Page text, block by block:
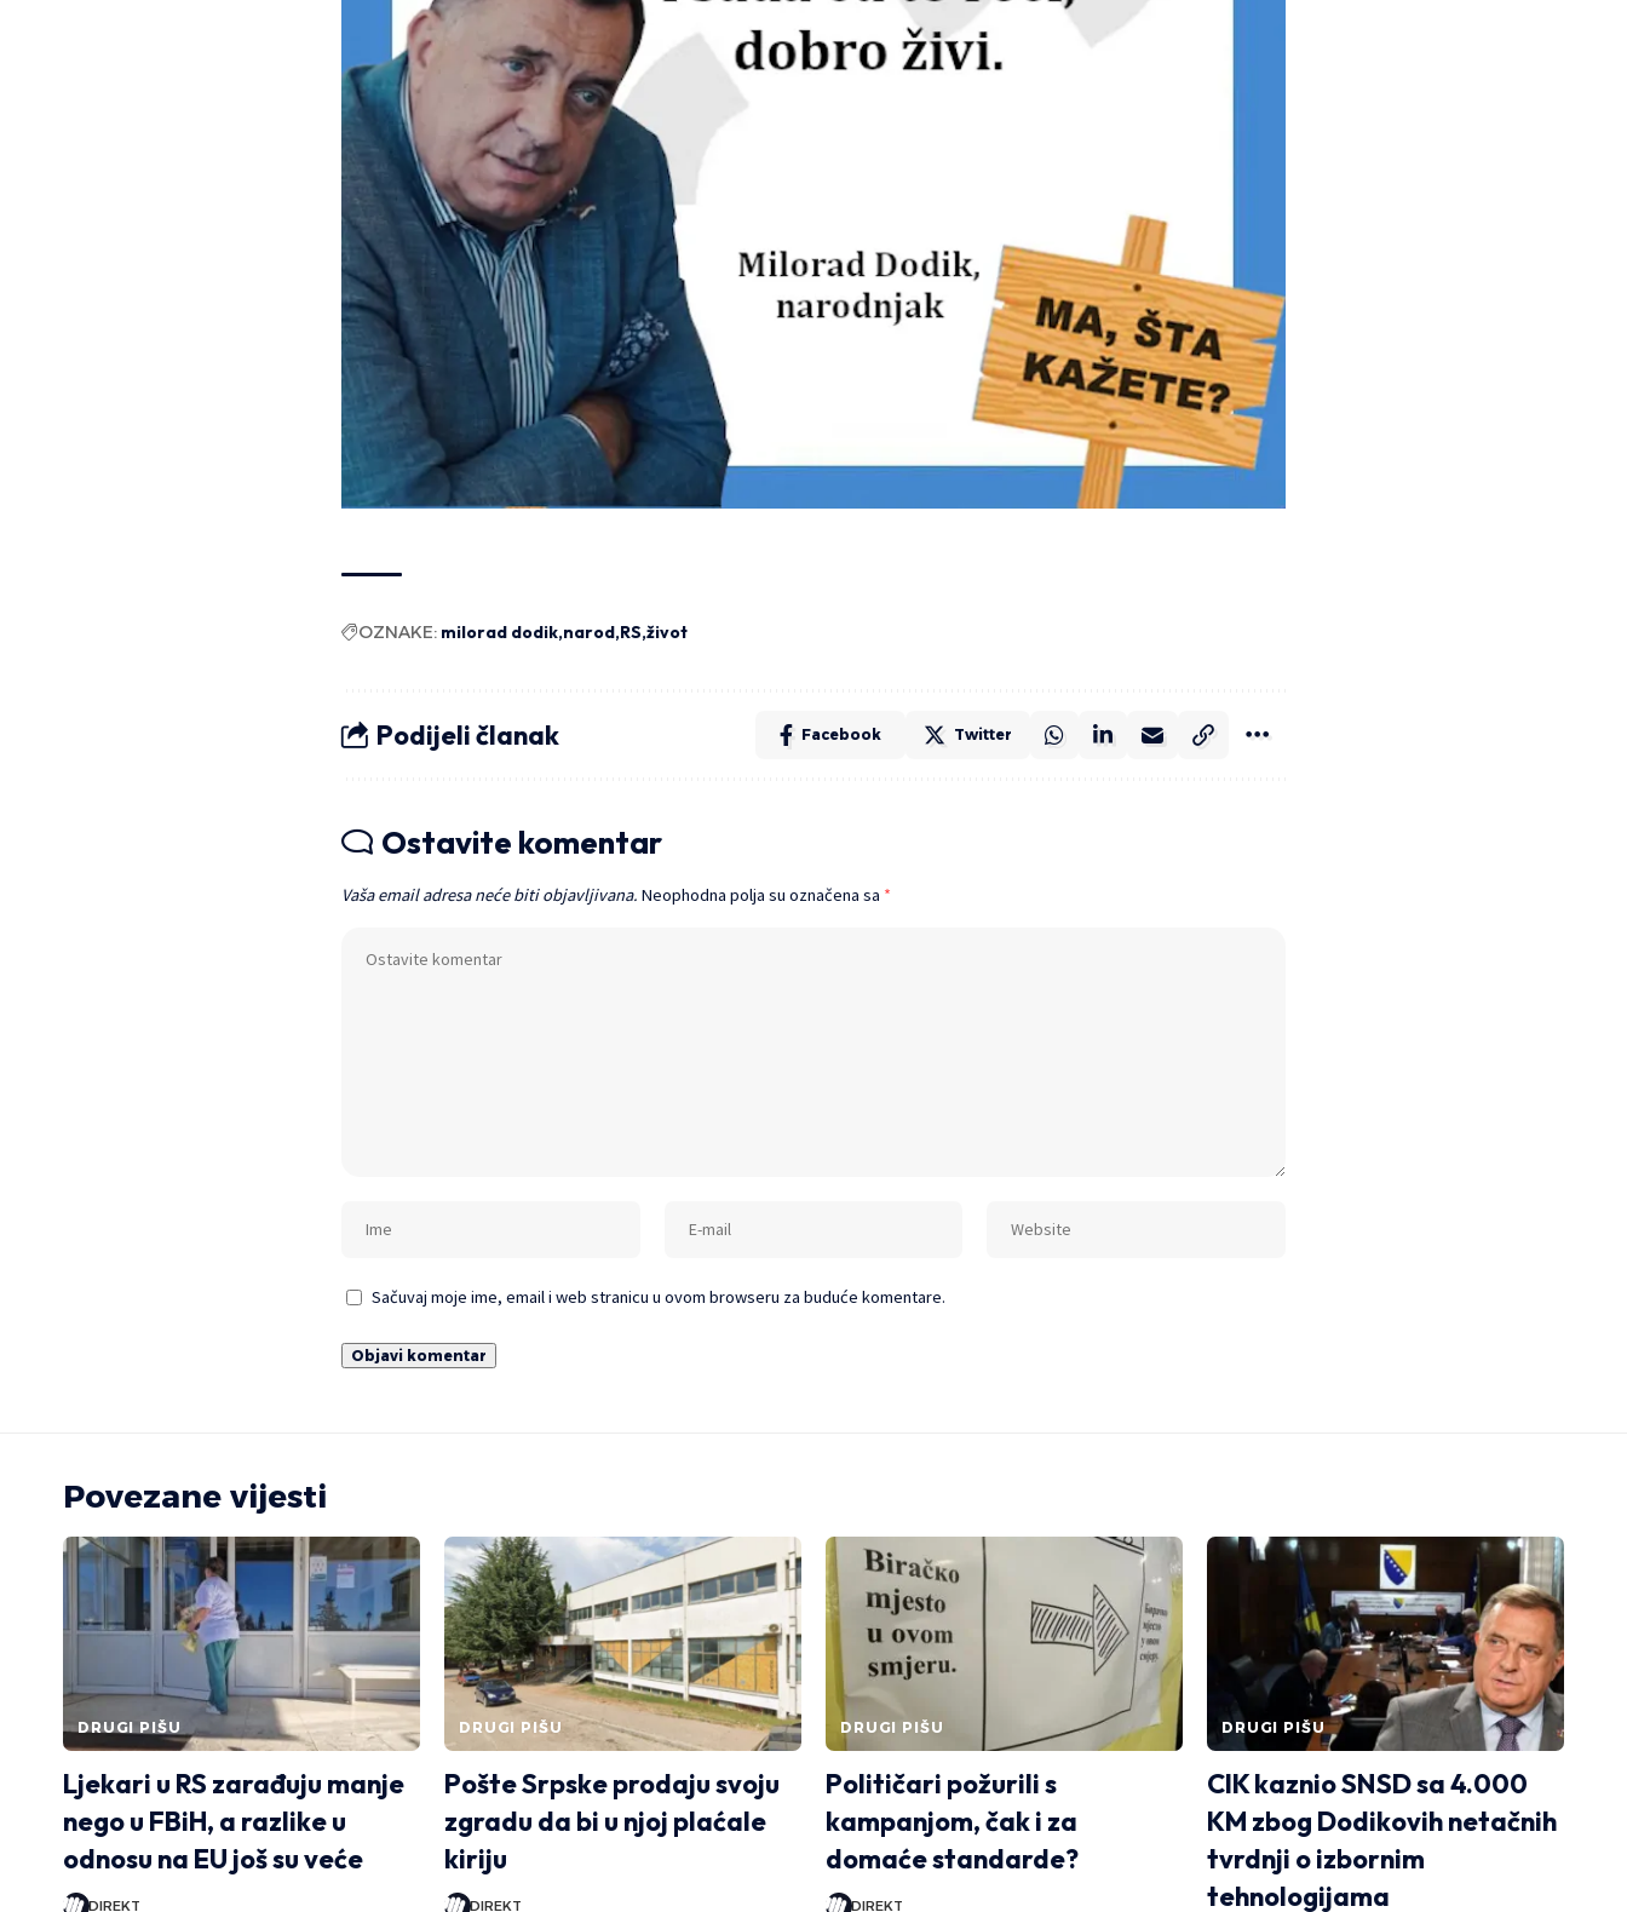
OZNAKE: milorad dodik narod RS život
Podijeli članak Facebook Twitter
Ostavite komentar
Vaša email adresa neće biti objavljivana. Neophodna polja su označena sa *
Sačuvaj moje ime, email i web stranicu u ovom browseru za buduće komentare.
Povezane vijesti
DRUGI PIŠU
Ljekari u RS zarađuju manje
nego u FBiH, a razlike u
odnosu na EU još su veće
DIREKT
DRUGI PIŠU
Pošte Srpske prodaju svoju
zgradu da bi u njoj plaćale
kiriju
DIREKT
DRUGI PIŠU
Političari požurili s
kampanjom, čak i za
domaće standarde?
DIREKT
DRUGI PIŠU
CIK kaznio SNSD sa 4.000
KM zbog Dodikovih netačnih
tvrdnji o izbornim
tehnologijama